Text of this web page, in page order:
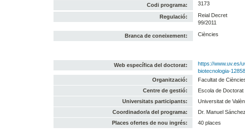
Codi programa: 3173
Regulació:
Reial Decret
99/2011
Branca de coneixement: Ciències
Web específica del doctorat:
https://www.uv.es/
biotecnologia-
Organització:
Facultat de
Centre de gestió:
Escola de Doctorat
Universitats participants:
Universitat de
Coordinador/a del programa:
Dr. Manuel
Places ofertes de nou ingrés:
40 places